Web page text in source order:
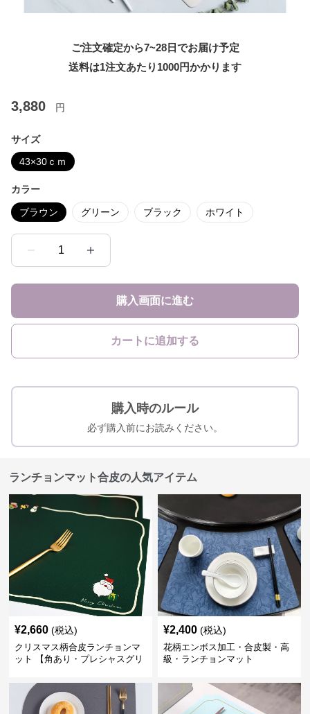
ご注文確定から7~28日でお届け予定
送料は1注文あたり 1000円かかります
3,880 円
サイズ
43×30ｃｍ
カラー
ブラウン グリーン ブラック ホワイト
1
購入画面に進む
カートに追加する
購入時のルール
必ず購入前にお読みください。
ランチョンマット合皮の人気アイテム
¥2,660 (税込)
クリスマス柄合皮ランチョンマ
ット 【角あり・プレシャスグリ
¥2,400 (税込)
花柄エンボス加工・合皮製・高
級・ランチョンマット